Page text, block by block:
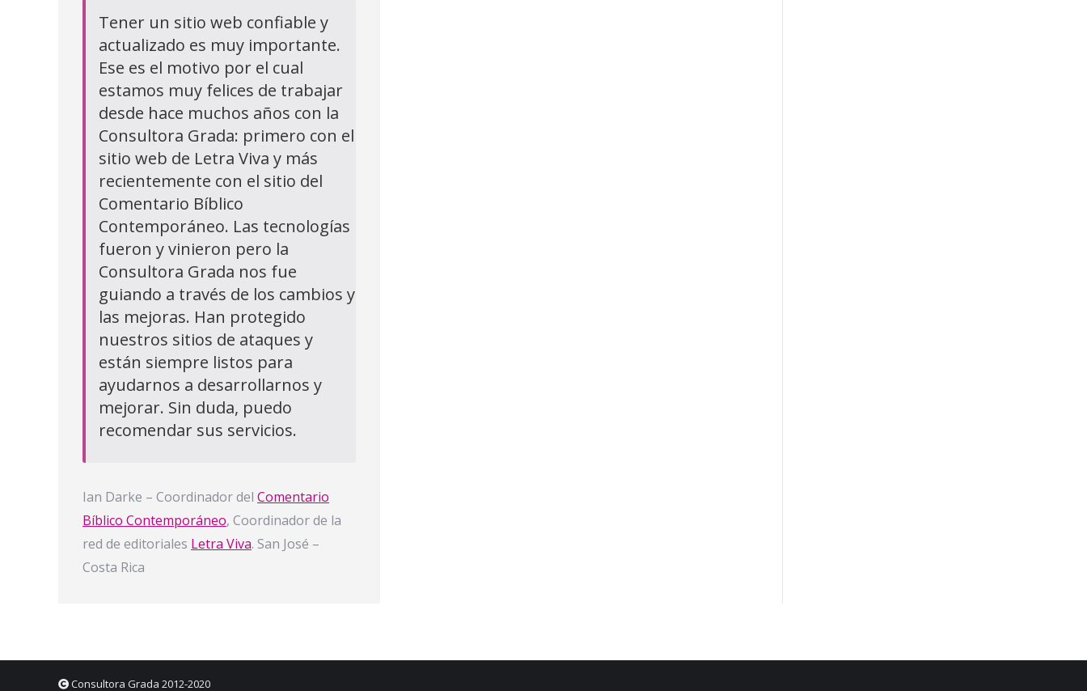
Tener un sitio web confiable y
actualizado es muy importante.
Ese es el motivo por el cual
estamos muy felices de trabajar
desde hace muchos años con la
Consultora Grada: primero con el
sitio web de Letra Viva y más
recientemente con el sitio del
Comentario Bíblico
Contemporáneo. Las tecnologías
fueron y vinieron pero la
Consultora Grada nos fue
guiando a través de los cambios y
las mejoras. Han protegido
nuestros sitios de ataques y
están siempre listos para
ayudarnos a desarrollarnos y
mejorar. Sin duda, puedo
recomendar sus servicios.
Ian Darke – Coordinador del Comentario
Bíblico Contemporáneo, Coordinador de la
red de editoriales Letra Viva. San José –
Costa Rica
Consultora Grada 2012-2020